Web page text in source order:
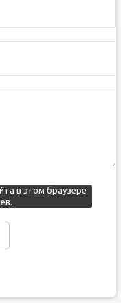
в этом браузере